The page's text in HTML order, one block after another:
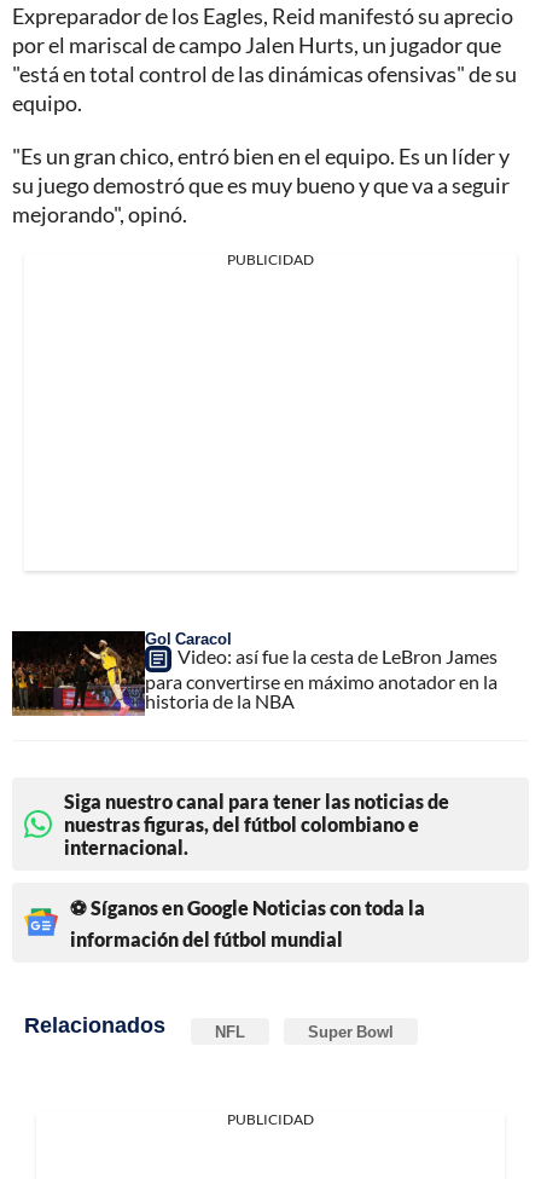
Expreparador de los Eagles, Reid manifestó su aprecio
por el mariscal de campo Jalen Hurts, un jugador que
"está en total control de las dinámicas ofensivas" de su
equipo.
"Es un gran chico, entró bien en el equipo. Es un líder y
su juego demostró que es muy bueno y que va a seguir
mejorando", opinó.
PUBLICIDAD
Gol Caracol
Video: así fue la cesta de LeBron James
para convertirse en máximo anotador en la
historia de la NBA
Siga nuestro canal para tener las noticias de
nuestras figuras, del fútbol colombiano e
internacional.
⚽ Síganos en Google Noticias con toda la
información del fútbol mundial
Relacionados NFL Super Bowl
PUBLICIDAD